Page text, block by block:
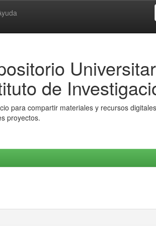
de
para compartir materiales y recursos
proyectos.